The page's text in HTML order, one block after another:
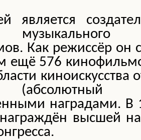
является
музыкального
Как режиссёр
ещё 576
киноискусства
(абсолютный
наградами. В
высшей